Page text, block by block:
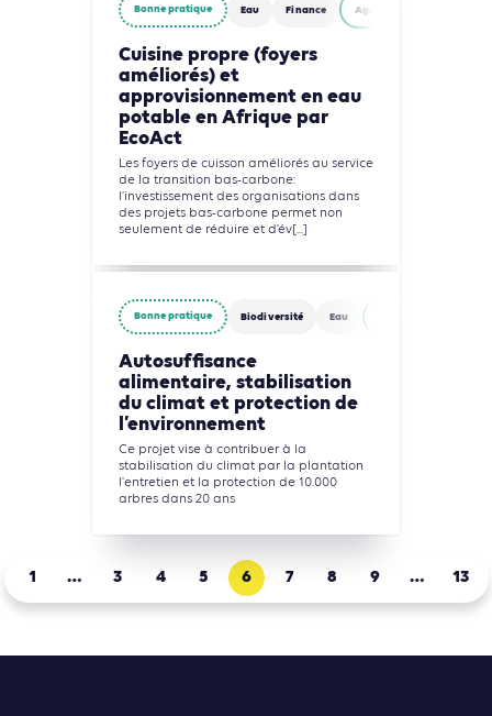
Bonne pratique Eau Finance Agriculture, Foresterie et
Cuisine propre (foyers
améliorés) et
approvisionnement en eau
potable en Afrique par
EcoAct
Les foyers de cuisson améliorés au service
de la transition bas-carbone:
l’investissement des organisations dans
des projets bas-carbone permet non
seulement de réduire et d’év[...]
Bonne pratique Biodiversité Eau
Autosuffisance
alimentaire, stabilisation
du climat et protection de
l’environnement
Ce projet vise à contribuer à la
stabilisation du climat par la plantation
l'entretien et la protection de 10.000
arbres dans 20 ans
1 … 3 4 5 6 7 8 9 … 13